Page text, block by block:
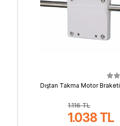
Dıştan Takma Motor Braketi
1.116 TL
1.038 TL